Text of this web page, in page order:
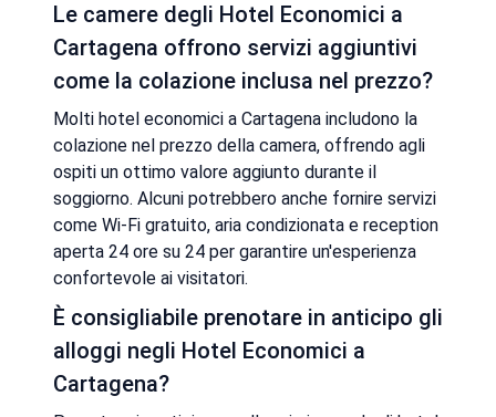
Le camere degli Hotel Economici a
Cartagena offrono servizi aggiuntivi
come la colazione inclusa nel prezzo?
Molti hotel economici a Cartagena includono la
colazione nel prezzo della camera, offrendo agli
ospiti un ottimo valore aggiunto durante il
soggiorno. Alcuni potrebbero anche fornire servizi
come Wi-Fi gratuito, aria condizionata e reception
aperta 24 ore su 24 per garantire un'esperienza
confortevole ai visitatori.
È consigliabile prenotare in anticipo gli
alloggi negli Hotel Economici a
Cartagena?